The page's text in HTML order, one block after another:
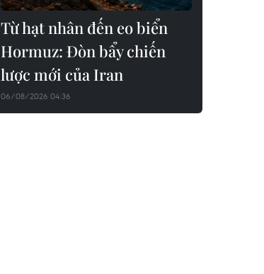
Từ hạt nhân đến eo biển
Hormuz: Đòn bẩy chiến
lược mới của Iran
06/08/2026 04:36